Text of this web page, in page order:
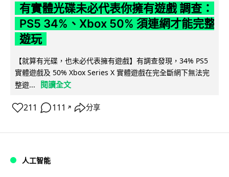
有實體光碟未必代表你擁有遊戲 調查：
PS5 34%、Xbox 50% 須連網才能完整
遊玩
【就算有光碟，也未必代表擁有遊戲】有調查發現，34% PS5
實體遊戲及 50% Xbox Series X 實體遊戲在完全斷網下無法完
整遊...
閱讀全文
211 111 ↗ 分享
人工智能